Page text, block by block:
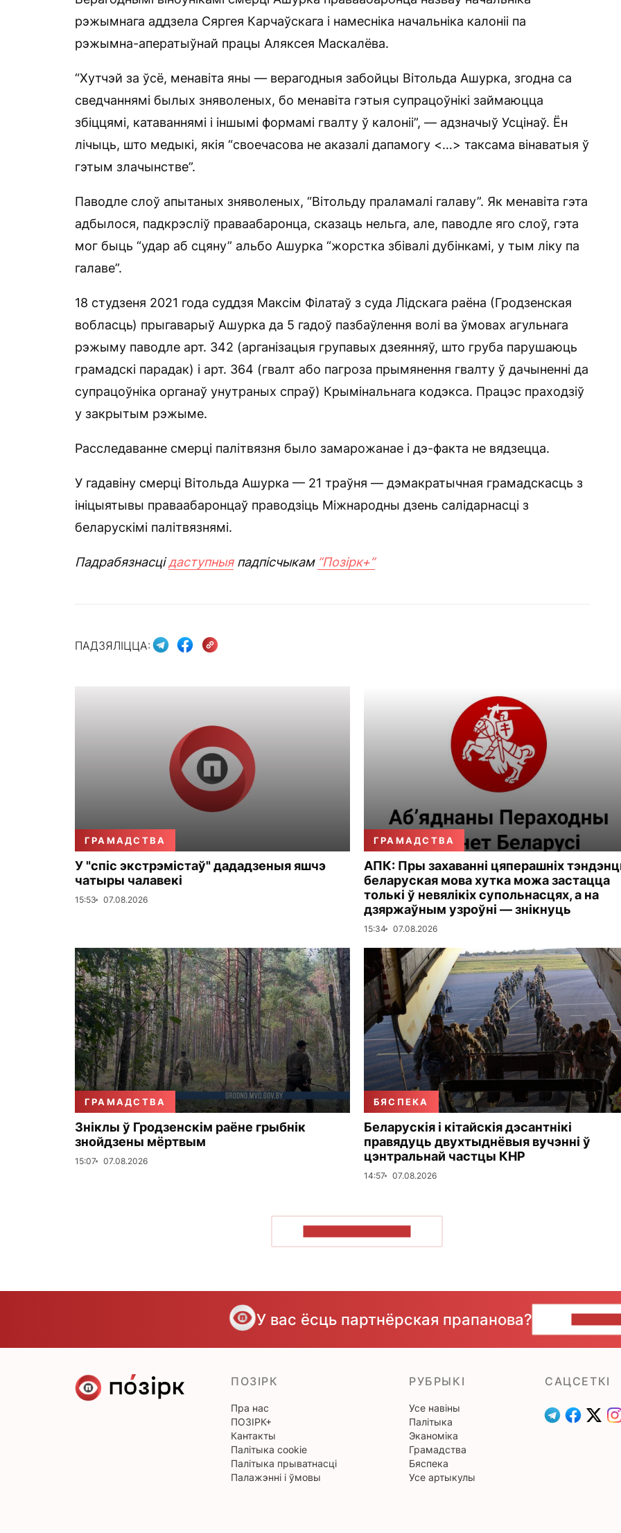
рэжымнага аддзела Сяргея Карчаўскага і намесніка начальніка калоніі па
рэжымна-аператыўнай працы Аляксея Маскалёва.
“Хутчэй за ўсё, менавіта яны — верагодныя забойцы Вітольда Ашурка, згодна са
сведчаннямі былых зняволеных, бо менавіта гэтыя супрацоўнікі займаюцца
збіццямі, катаваннямі і іншымі формамі гвалту ў калоніі”, — адзначыў Усцінаў. Ён
лічыць, што медыкі, якія “своечасова не аказалі дапамогу <…> таксама вінаватыя ў
гэтым злачынстве”.
Паводле слоў апытаных зняволеных, “Вітольду праламалі галаву”. Як менавіта гэта
адбылося, падкрэсліў праваабаронца, сказаць нельга, але, паводле яго слоў, гэта
мог быць “удар аб сцяну” альбо Ашурка “жорстка збівалі дубінкамі, у тым ліку па
галаве”.
18 студзеня 2021 года суддзя Максім Філатаў з суда Лідскага раёна (Гродзенская
вобласць) прыгаварыў Ашурка да 5 гадоў пазбаўлення волі ва ўмовах агульнага
рэжыму паводле арт. 342 (арганізацыя групавых дзеянняў, што груба парушаюць
грамадскі парадак) і арт. 364 (гвалт або пагроза прымянення гвалту ў дачыненні да
супрацоўніка органаў унутраных спраў) Крымінальнага кодэкса. Працэс праходзіў
у закрытым рэжыме.
Расследаванне смерці палітвязня было замарожанае і дэ-факта не вядзецца.
У гадавіну смерці Вітольда Ашурка — 21 траўня — дэмакратычная грамадскасць з
ініцыятывы праваабаронцаў праводзіць Міжнародны дзень салідарнасці з
беларускімі палітвязнямі.
Падрабязнасцідаступныяпадпісчыкам “Позірк+”
ПАДЗЯЛІЦЦА:
ГРАМАДСТВА
У "спіс экстрэмістаў" дададзеныя яшчэ
чатыры чалавекі
15:53 07.08.2026
ГРАМАДСТВА
АПК: Пры захаванні цяперашніх
беларуская мова хутка можа застацца
толькі ў невялікіх супольнасцях, а на
дзяржаўным узроўні — знікнуць
15:34 07.08.2026
ГРАМАДСТВА
Зніклы ў Гродзенскім раёне грыбнік
знойдзены мёртвым
15:07 07.08.2026
БЯСПЕКА
Беларускія і кітайскія дэсантнікі
правядуць двухтыднёвыя вучэнні ў
цэнтральнай частцы КНР
14:57 07.08.2026
У вас ёсць партнёрская прапанова?
ПОЗІРК
Пра нас
ПОЗІРК+
Кантакты
Палітыка cookie
Палітыка прыватнасці
Палажэнні і ўмовы
РУБРЫКІ
Усе навіны
Палітыка
Эканоміка
Грамадства
Бяспека
Усе артыкулы
САЦСЕТКІ